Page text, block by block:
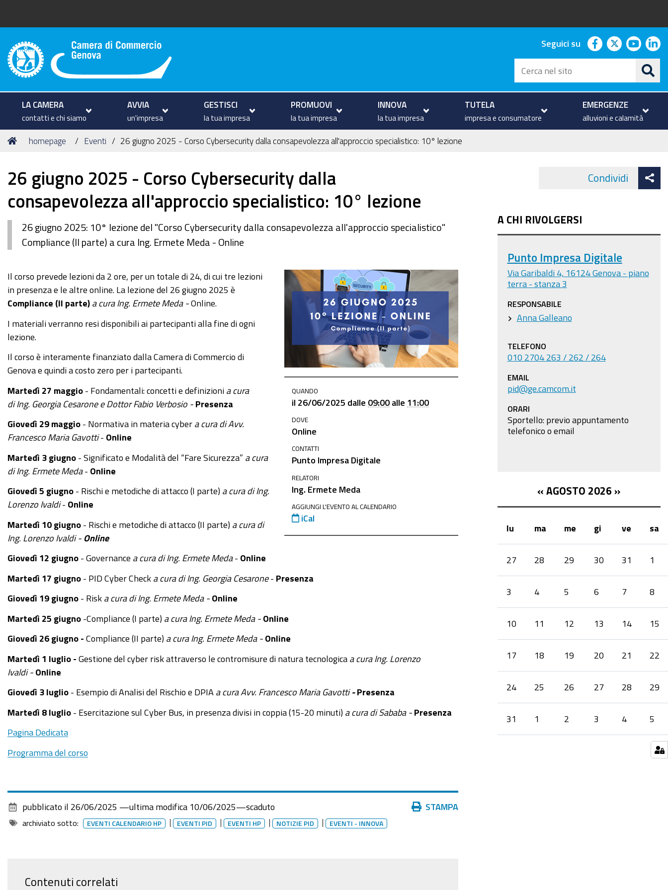
Camera di Commercio di Genova
Seguici su facebook
twitter
Cerca
nel
sito
LA CAMERA
contatti e chi siamo
AVVIA
un'impresa
GESTISCI
la tua impresa
PROMUOVI
la tua impresa
INNOVA
la tua impresa
TUTELA
impresa e consumatore
EMERGENZE
alluvioni e calamità
Tu
Home
homepage Eventi 26 giugno 2025 - Corso Cybersecurity dalla consapevolezza all'approccio specialistico: 10° lezione
26 giugno 2025 - Corso Cybersecurity dalla
consapevolezza all'approccio specialistico: 10° lezione
26 giugno 2025: 10° lezione del "Corso Cybersecurity dalla consapevolezza all'approccio specialistico"
Compliance (II parte) a cura Ing. Ermete Meda - Online
https://www.ge.camcom.gov.it/it/elementi-
homepage/events/26-
giugno-
corso-
cybersecurity-
dalla-
consapevolezza-
specialistico-
10-
lezione
26
giugno
2025
Corso
Cybersecurity
dalla
consapevolezza
specialistico:
10°
06-
06-
26T11:00:00+02:00
26
10°
del
consapevolezza
all'approccio
parte)
QUANDO
il 26/06/2025 dalle 09:00alle 11:00
DOVE
Online
CONTATTI
Punto Impresa Digitale
RELATORI
Ing. Ermete Meda
AGGIUNGI L'EVENTO AL CALENDARIO
iCal
Il corso prevede lezioni da 2 ore, per un totale di 24, di cui tre lezioni
in presenza e le altre online. La lezione del 26 giugno 2025 è
Compliance (II parte) a cura Ing. Ermete Meda - Online.
I materiali verranno resi disponibili ai partecipanti alla fine di ogni
lezione.
Il corso è interamente finanziato dalla Camera di Commercio di
Genova e quindi a costo zero per i partecipanti.
Martedì 27 maggio - Fondamentali: concetti e definizioni a cura
di Ing. Georgia Cesarone e Dottor Fabio Verbosio - Presenza
Giovedì 29 maggio - Normativa in materia cyber a cura diAvv.
Francesco Maria Gavotti - Online
Martedì 3 giugno - Significato e Modalità del “Fare Sicurezza” a cura
di Ing. Ermete Meda - Online
Giovedì 5 giugno - Rischi e metodiche di attacco (I parte) a cura di Ing.
Lorenzo Ivaldi- Online
Martedì 10 giugno - Rischi e metodiche di attacco (II parte) a cura di
Ing. Lorenzo Ivaldi - Online
Giovedì 12 giugno - Governance a cura di Ing. Ermete Meda - Online
Martedì 17 giugno - PID Cyber Check a cura di Ing. Georgia Cesarone - Presenza
Giovedì 19 giugno - Risk a cura diIng. Ermete Meda - Online
Martedì 25 giugno -Compliance (I parte) a cura Ing. Ermete Meda - Online
Giovedì 26 giugno - Compliance (II parte) a cura Ing. Ermete Meda - Online
Martedì 1 luglio - Gestione del cyber risk attraverso le contromisure di natura tecnologica a cura Ing. Lorenzo
Ivaldi - Online
Giovedì 3 luglio - Esempio di Analisi del Rischio e DPIA a cura Avv. Francesco Maria Gavotti- Presenza
Martedì 8 luglio - Esercitazione sul Cyber Bus, in presenza divisi in coppia (15-20 minuti) a cura di Sababa - Presenza
Pagina Dedicata
Programma del corso
Azioni STAMPA
pubblicato il 26/06/2025 —ultima modifica 10/06/2025—scaduto
archiviato sotto: EVENTI CALENDARIO HP EVENTI PID EVENTI HP NOTIZIE PID EVENTI - INNOVA
Contenuti correlati
Condividi
A CHI RIVOLGERSI
Punto Impresa Digitale
Via Garibaldi 4, 16124 Genova - piano
terra - stanza 3
RESPONSABILE
Anna Galleano
TELEFONO
010 2704 263 / 262 / 264
EMAIL
pid@ge.camcom.it
ORARI
Sportello: previo appuntamento
telefonico o email
« AGOSTO 2026 »
lu ma me gi ve sa
27 28 29 30 31 1
3 4 5 6 7 8
10 11 12 13 14 15
17 18 19 20 21 22
24 25 26 27 28 29
31 1 2 3 4 5